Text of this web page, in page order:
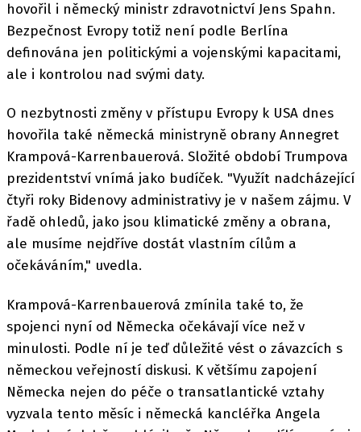
hovořil i německý ministr zdravotnictví Jens Spahn.
Bezpečnost Evropy totiž není podle Berlína
definována jen politickými a vojenskými kapacitami,
ale i kontrolou nad svými daty.
O nezbytnosti změny v přístupu Evropy k USA dnes
hovořila také německá ministryně obrany Annegret
Krampová-Karrenbauerová. Složité období Trumpova
prezidentství vnímá jako budíček. "Využít nadcházející
čtyři roky Bidenovy administrativy je v našem zájmu. V
řadě ohledů, jako jsou klimatické změny a obrana,
ale musíme nejdříve dostát vlastním cílům a
očekáváním," uvedla.
Krampová-Karrenbauerová zmínila také to, že
spojenci nyní od Německa očekávají více než v
minulosti. Podle ní je teď důležité vést o závazcích s
německou veřejností diskusi. K většímu zapojení
Německa nejen do péče o transatlantické vztahy
vyzvala tento měsíc i německá kancléřka Angela